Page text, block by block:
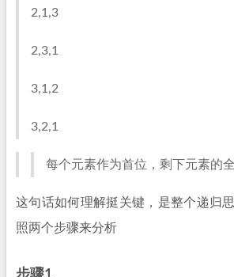
2,1,3
2,3,1
3,1,2
3,2,1
每个元素作为首位，剩下元素的全
这句话如何理解挺关键，是整个递归
照两个步骤来分析